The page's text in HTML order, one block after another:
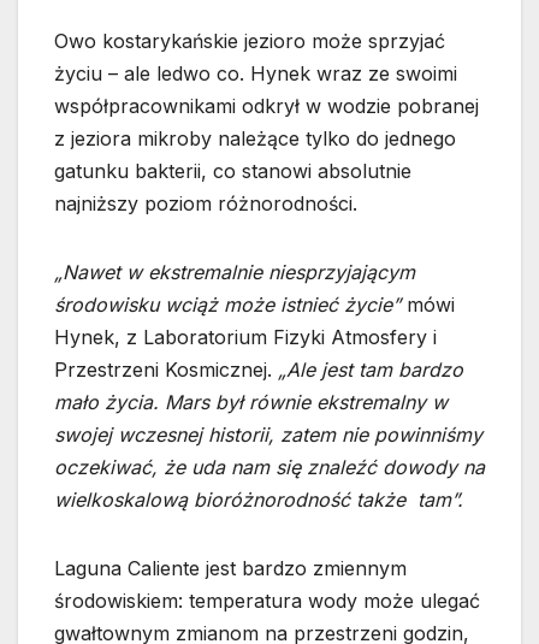
Owo kostarykańskie jezioro może sprzyjać
życiu – ale ledwo co. Hynek wraz ze swoimi
współpracownikami odkrył w wodzie pobranej
z jeziora mikroby należące tylko do jednego
gatunku bakterii, co stanowi absolutnie
najniższy poziom różnorodności.
„Nawet w ekstremalnie niesprzyjającym
środowisku wciąż może istnieć życie”mówi
Hynek, z Laboratorium Fizyki Atmosfery i
Przestrzeni Kosmicznej. „Ale jest tam bardzo
mało życia. Mars był równie ekstremalny w
swojej wczesnej historii, zatem nie powinniśmy
oczekiwać, że uda nam się znaleźć dowody na
wielkoskalową bioróżnorodność także tam”.
Laguna Caliente jest bardzo zmiennym
środowiskiem: temperatura wody może ulegać
gwałtownym zmianom na przestrzeni godzin,